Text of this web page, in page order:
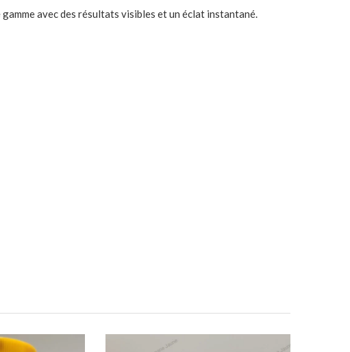
avec des résultats visibles et un éclat instantané.